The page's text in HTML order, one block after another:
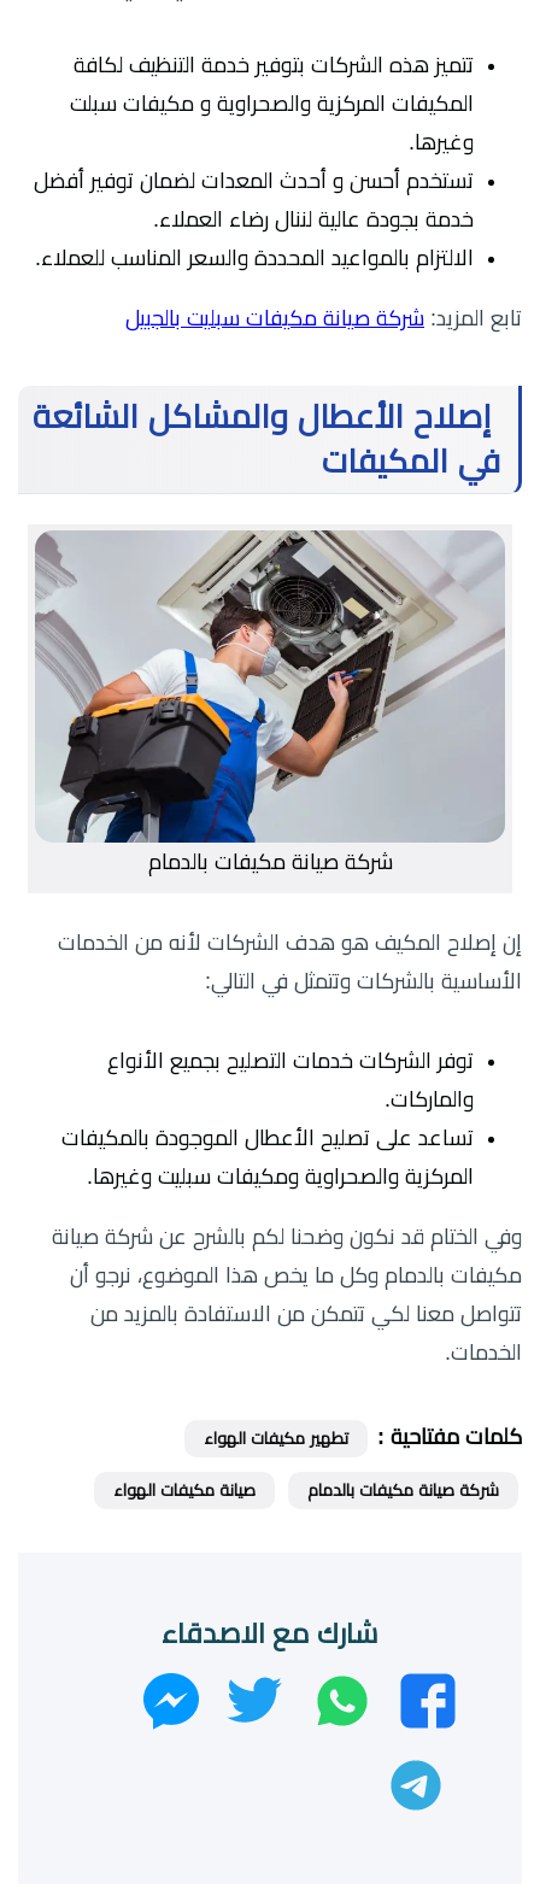
تتميز هذه الشركات بتوفير خدمة التنظيف لكافة
المكيفات المركزية والصحراوية و مكيفات سبلت
وغيرها.
تستخدم أحسن و أحدث المعدات لضمان توفير أفضل
خدمة بجودة عالية لننال رضاء العملاء.
الالتزام بالمواعيد المحددة والسعر المناسب للعملاء.
تابع المزيد: شركة صيانة مكيفات سبليت بالجبيل
إصلاح الأعطال والمشاكل الشائعة
في المكيفات
شركة صيانة مكيفات بالدمام
إن إصلاح المكيف هو هدف الشركات لأنه من الخدمات
الأساسية بالشركات وتتمثل في التالي:
توفر الشركات خدمات التصليح بجميع الأنواع
والماركات.
تساعد على تصليح الأعطال الموجودة بالمكيفات
المركزية والصحراوية ومكيفات سبليت وغيرها.
وفي الختام قد نكون وضحنا لكم بالشرح عن شركة صيانة
مكيفات بالدمام وكل ما يخص هذا الموضوع، نرجو أن
تتواصل معنا لكي تتمكن من الاستفادة بالمزيد من
الخدمات.
كلمات مفتاحية : تطهير مكيفات الهواء
شركة صيانة مكيفات بالدمام صيانة مكيفات الهواء
شارك مع الاصدقاء
فيسبوك
واتساب تويتر